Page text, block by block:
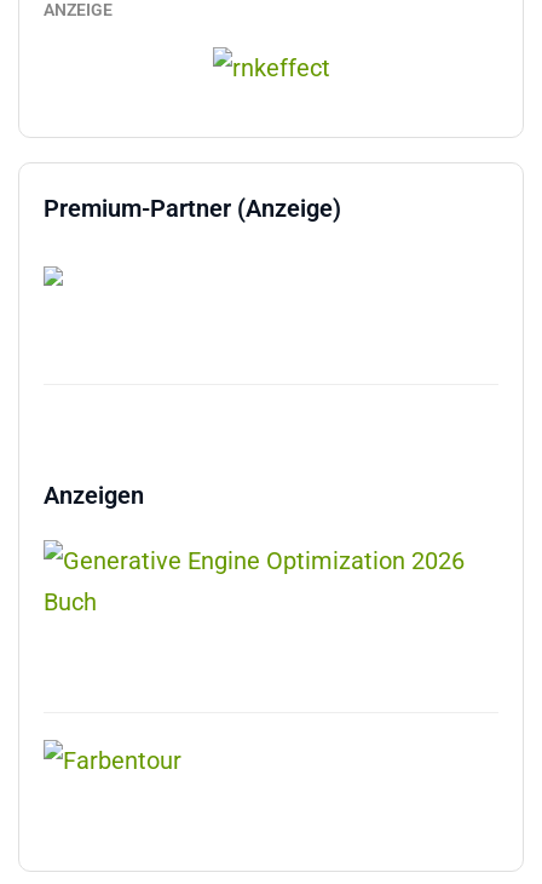
ANZEIGE
Premium-Partner (Anzeige)
Anzeigen